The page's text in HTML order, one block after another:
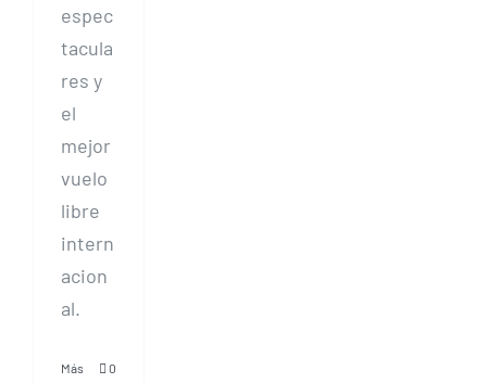
espec
tacula
res y
el
mejor
vuelo
libre
intern
acion
al.
Más 0